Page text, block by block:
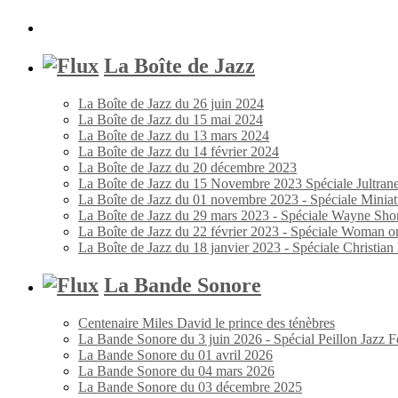
La Boîte de Jazz
La Boîte de Jazz du 26 juin 2024
La Boîte de Jazz du 15 mai 2024
La Boîte de Jazz du 13 mars 2024
La Boîte de Jazz du 14 février 2024
La Boîte de Jazz du 20 décembre 2023
La Boîte de Jazz du 15 Novembre 2023 Spéciale
La Boîte de Jazz du 01 novembre 2023 - Spéciale
La Boîte de Jazz du 29 mars 2023 - Spéciale Wayne
La Boîte de Jazz du 22 février 2023 - Spéciale Woman
La Boîte de Jazz du 18 janvier 2023 - Spéciale Christian
La Bande Sonore
Centenaire Miles David le prince des ténèbres
La Bande Sonore du 3 juin 2026 - Spécial Peillon Jazz
La Bande Sonore du 01 avril 2026
La Bande Sonore du 04 mars 2026
La Bande Sonore du 03 décembre 2025